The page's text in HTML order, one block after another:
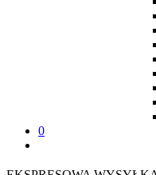
0